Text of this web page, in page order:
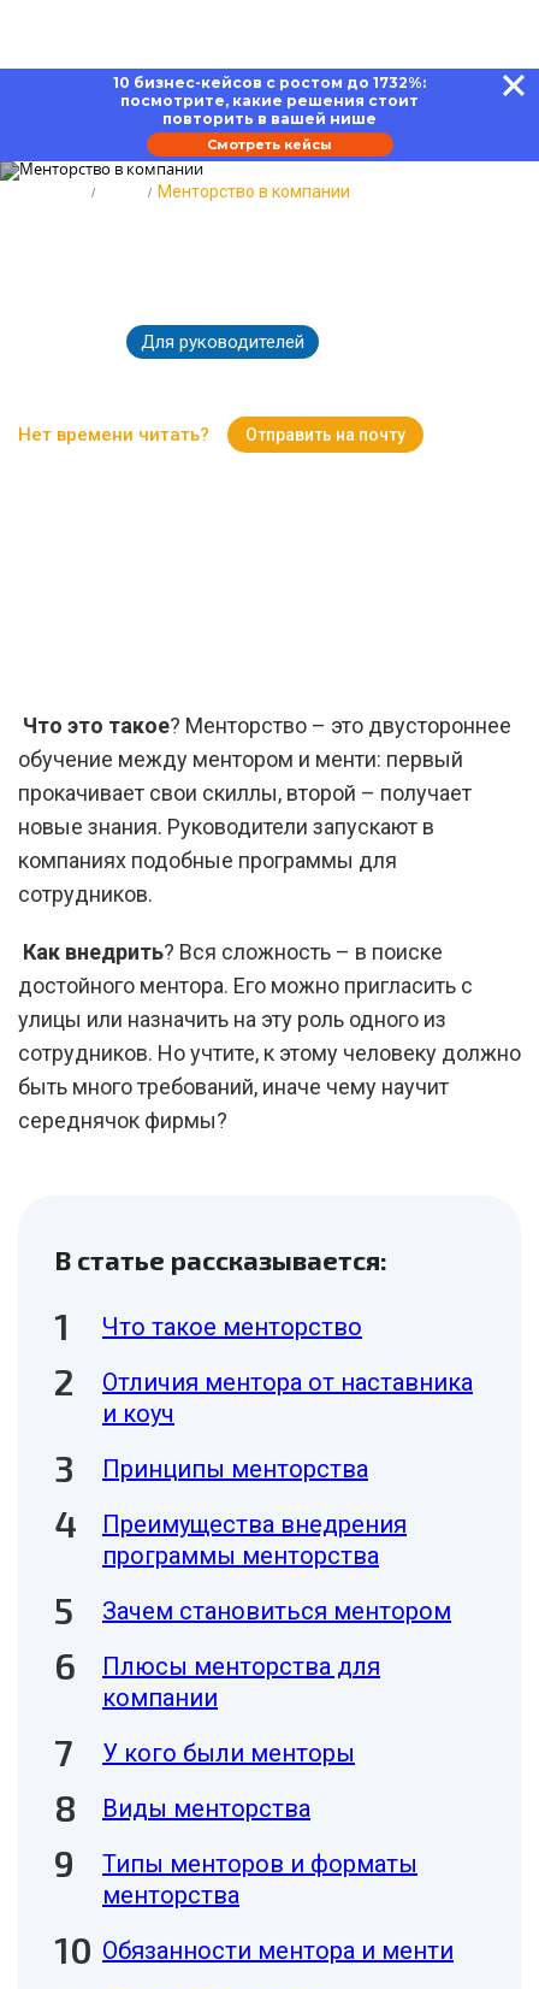
10 бизнес-кейсов с ростом до 1732%:
посмотрите, какие решения стоит
повторить в вашей нише
Смотреть кейсы
Менторство в компании
Для руководителей
Нет времени читать? Отправить на почту
Что это такое? Менторство – это двустороннее
обучение между ментором и менти: первый
прокачивает свои скиллы, второй – получает
новые знания. Руководители запускают в
компаниях подобные программы для
сотрудников.
Как внедрить? Вся сложность – в поиске
достойного ментора. Его можно пригласить с
улицы или назначить на эту роль одного из
сотрудников. Но учтите, к этому человеку должно
быть много требований, иначе чему научит
середнячок фирмы?
В статье рассказывается:
Что такое менторство
Отличия ментора от наставника
и коуч
Принципы менторства
Преимущества внедрения
программы менторства
Зачем становиться ментором
Плюсы менторства для
компании
У кого были менторы
Виды менторства
Типы менторов и форматы
менторства
Обязанности ментора и менти